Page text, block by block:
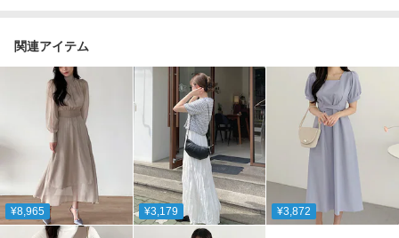
関連アイテム
¥8,965 ¥3,179 ¥3,872